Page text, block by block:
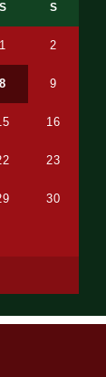
S S
1 2
8 9
16
23
30